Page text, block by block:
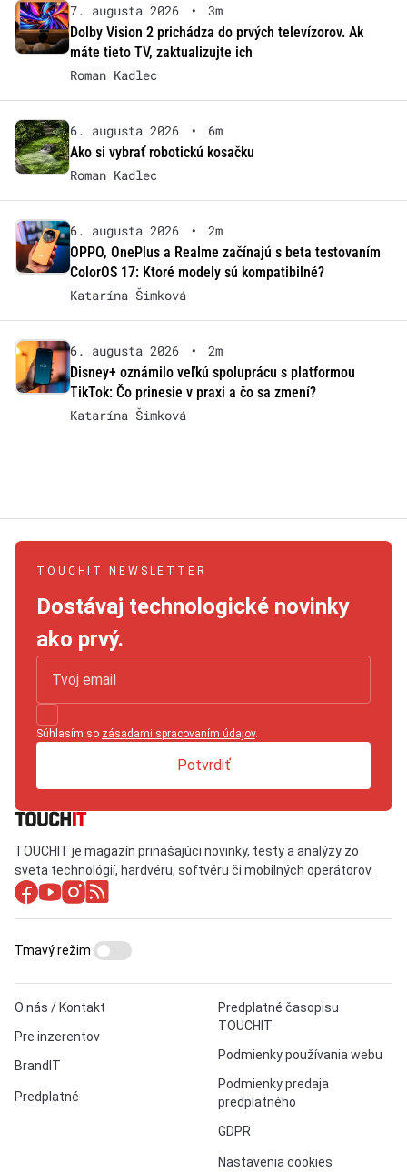
7. augusta 2026 •
3m
Dolby Vision 2 prichádza do prvých televízorov. Ak
máte tieto TV, zaktualizujte ich
Roman Kadlec
6. augusta 2026 •
6m
Ako si vybrať robotickú kosačku
Roman Kadlec
6. augusta 2026 •
2m
OPPO, OnePlus a Realme začínajú s beta testovaním
ColorOS 17: Ktoré modely sú kompatibilné?
Katarína Šimková
6. augusta 2026 •
2m
Disney+ oznámilo veľkú spoluprácu s platformou
TikTok: Čo prinesie v praxi a čo sa zmení?
Katarína Šimková
TOUCHIT NEWSLETTER
Dostávaj technologické novinky
ako prvý.
Súhlasím so zásadami spracovaním údajov.
Potvrdiť
TOUCHIT je magazín prinášajúci novinky, testy a analýzy zo
sveta technológií, hardvéru, softvéru či mobilných operátorov.
O nás / Kontakt
Pre inzerentov
BrandIT
Predplatné
Predplatné časopisu
TOUCHIT
Podmienky používania webu
Podmienky predaja
predplatného
GDPR
Nastavenia cookies
Tmavý režim